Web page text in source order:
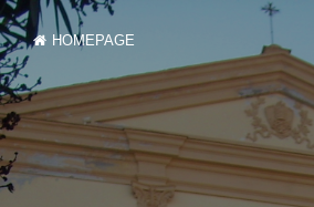
HOMEPAGE